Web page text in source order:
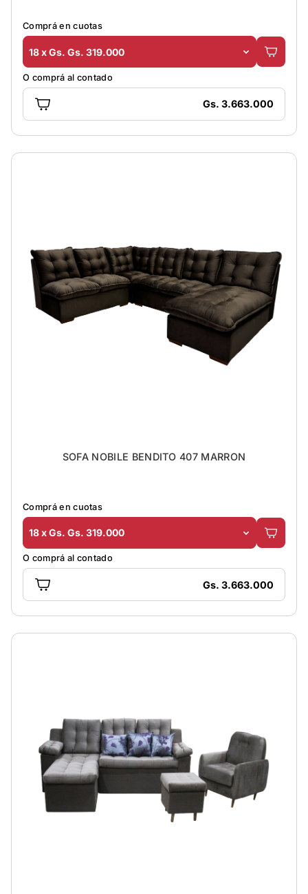
Comprá en cuotas
18 x Gs. Gs. 319.000
O comprá al contado
Gs. 3.663.000
SOFA NOBILE BENDITO 407 MARRON
Comprá en cuotas
18 x Gs. Gs. 319.000
O comprá al contado
Gs. 3.663.000